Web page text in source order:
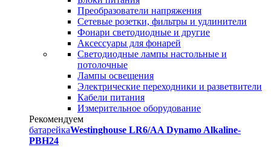
Преобразователи напряжения
Сетевые розетки, фильтры и удлинители
Фонари светодиодные и другие
Аксессуары для фонарей
Светодиодные лампы настольные и
потолочные
Лампы освещения
Электрические переходники и разветвители
Кабели питания
Измерительное оборудование
Рекомендуем
батарейкаWestinghouse LR6/AA Dynamo Alkaline-
PBH24